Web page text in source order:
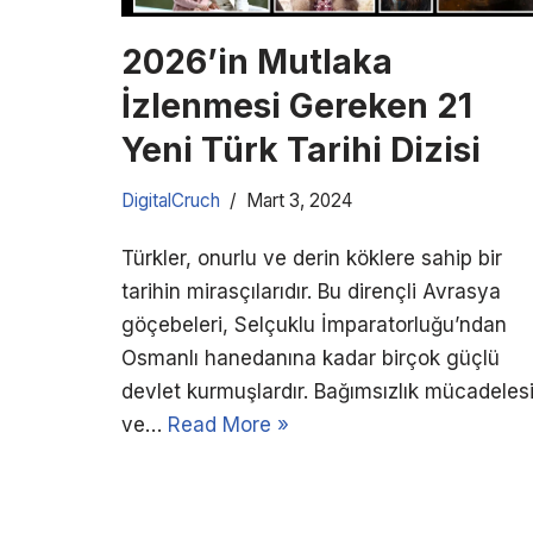
2026’in Mutlaka
İzlenmesi Gereken 21
Yeni Türk Tarihi Dizisi
DigitalCruch Mart 3, 2024
Türkler, onurlu ve derin köklere sahip bir
tarihin mirasçılarıdır. Bu dirençli Avrasya
göçebeleri, Selçuklu İmparatorluğu’ndan
Osmanlı hanedanına kadar birçok güçlü
devlet kurmuşlardır. Bağımsızlık mücadelesi
ve… Read More »